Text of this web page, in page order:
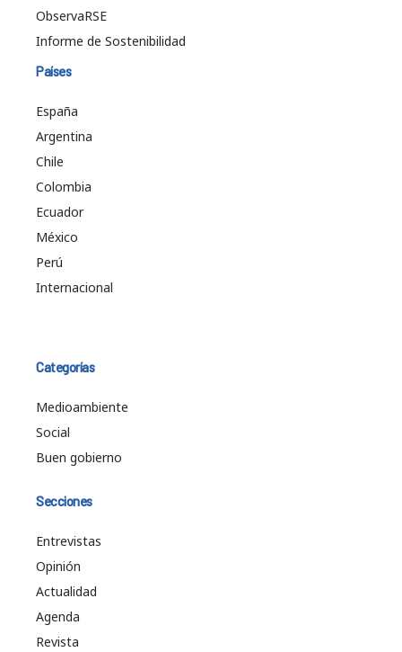
ObservaRSE
Informe de Sostenibilidad
Países
España
Argentina
Chile
Colombia
Ecuador
México
Perú
Internacional
Categorías
Medioambiente
Social
Buen gobierno
Secciones
Entrevistas
Opinión
Actualidad
Agenda
Revista